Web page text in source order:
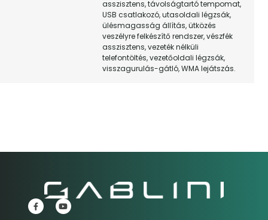
asszisztens, távolságtartó tempomat,
USB csatlakozó, utasoldali légzsák,
ülésmagasság állítás, ütközés
veszélyre felkészítő rendszer, vészfék
asszisztens, vezeték nélküli
telefontöltés, vezetőoldali légzsák,
visszagurulás-gátló, WMA lejátszás.